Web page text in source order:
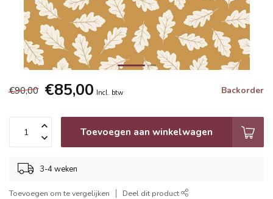
€90,00 €85,00 Incl. btw Backorder
Toevoegen aan winkelwagen
3-4 weken
Toevoegen om te vergelijken Deel dit product